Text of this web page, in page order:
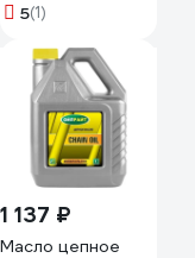
CHAIN H1 220 с
допуском (5л)
100706 101807
5(1)
1 137 ₽
Масло цепное